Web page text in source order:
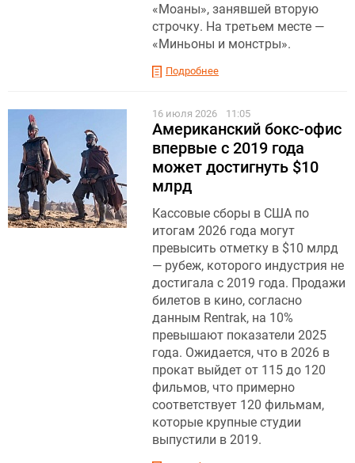
«Моаны», занявшей вторую
строчку. На третьем месте —
«Миньоны и монстры».
Подробнее
16 июля 2026 11:05
Американский бокс-офис
впервые с 2019 года
может достигнуть $10
млрд
Кассовые сборы в США по
итогам 2026 года могут
превысить отметку в $10 млрд
— рубеж, которого индустрия не
достигала с 2019 года. Продажи
билетов в кино, согласно
данным Rentrak, на 10%
превышают показатели 2025
года. Ожидается, что в 2026 в
прокат выйдет от 115 до 120
фильмов, что примерно
соответствует 120 фильмам,
которые крупные студии
выпустили в 2019.